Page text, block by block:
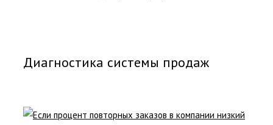
Диагностика системы продаж